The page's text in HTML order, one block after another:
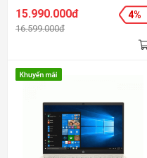
Bộ nhớ: 8Gb - Ổ cứng: 512GB
SSD PCIe® NVMe™ M.2 SSD -
Màn hình: 14.0Inch Full HD - Hệ
điều hành: Windows 10 Home
15.990.000đ
16.599.000đ
4%